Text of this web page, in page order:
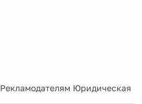
Рекламодателям Юридическая